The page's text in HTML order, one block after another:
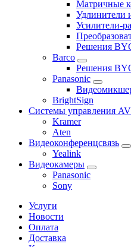
Матричные
Удлинители
Усилители-
Решения
Barco
Решения
Panasonic
BrightSign
Системы управления AV
Kramer
Aten
Видеоконференцсвязь
Yealink
Видеокамеры
Panasonic
Sony
Услуги
Новости
Оплата
Доставка